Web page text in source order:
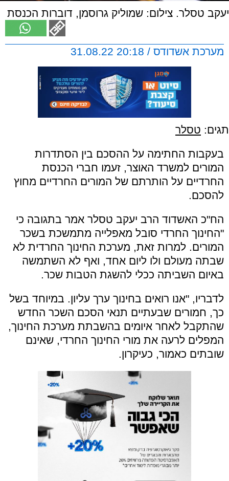
יעקב טסלר. צילום: שמוליק גרוסמן, דוברות הכנסת
מערכת אשדודס / 20:18 31.08.22
תגים: טסלר
בעקבות החתימה על ההסכם בין הסתדרות
המורים למשרד האוצר, זעמו חברי הכנסת
החרדיים על הותרתם של המורים החרדיים מחוץ
להסכם.
הח"כ האשדוד הרב יעקב טסלר אמר בתגובה כי
"החינוך החרדי סובל מאפלייה מתמשכת בשכר
המורים. למרות זאת, מערכת החינוך החרדית לא
שבתה מעולם ולו ליום אחד, ואף לא השתמשה
באיום השביתה ככלי להשגת הטבות שכר.
לדבריו, "אנו רואים בחינוך ערך עליון. במיוחד בשל
כך, חמורים שבעתיים תנאי הסכם השכר החדש
שהתקבל לאחר איומים בהשבתת מערכת החינוך,
המפלים לרעה את מורי החינוך החרדי, שאינם
שובתים כאמור, כעיקרון.